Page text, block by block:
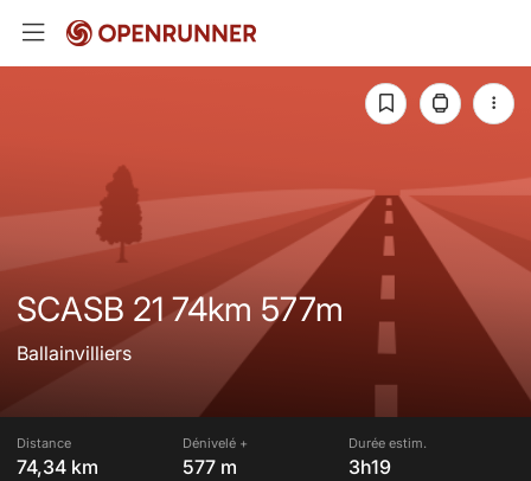
SCASB 21 74km 577m
Ballainvilliers
Distance
74,34 km
Dénivelé +
577 m
Durée estim.
3h19